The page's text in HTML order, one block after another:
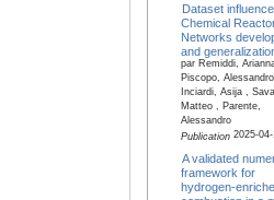
Dataset
Chemical
Networks
and
par Remiddi,
Piscopo,
Inciardi, Asija ,
Matteo , Parente,
Alessandro
Publication2025-04-
A validated
framework for
hydrogen-